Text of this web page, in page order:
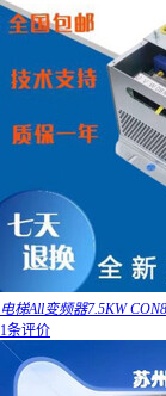
电梯All变频器7.5KW
1条评价